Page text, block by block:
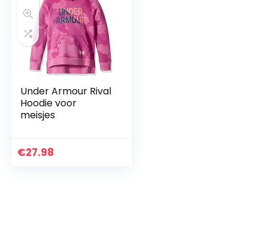
Under Armour Rival
Hoodie voor
meisjes
€27.98